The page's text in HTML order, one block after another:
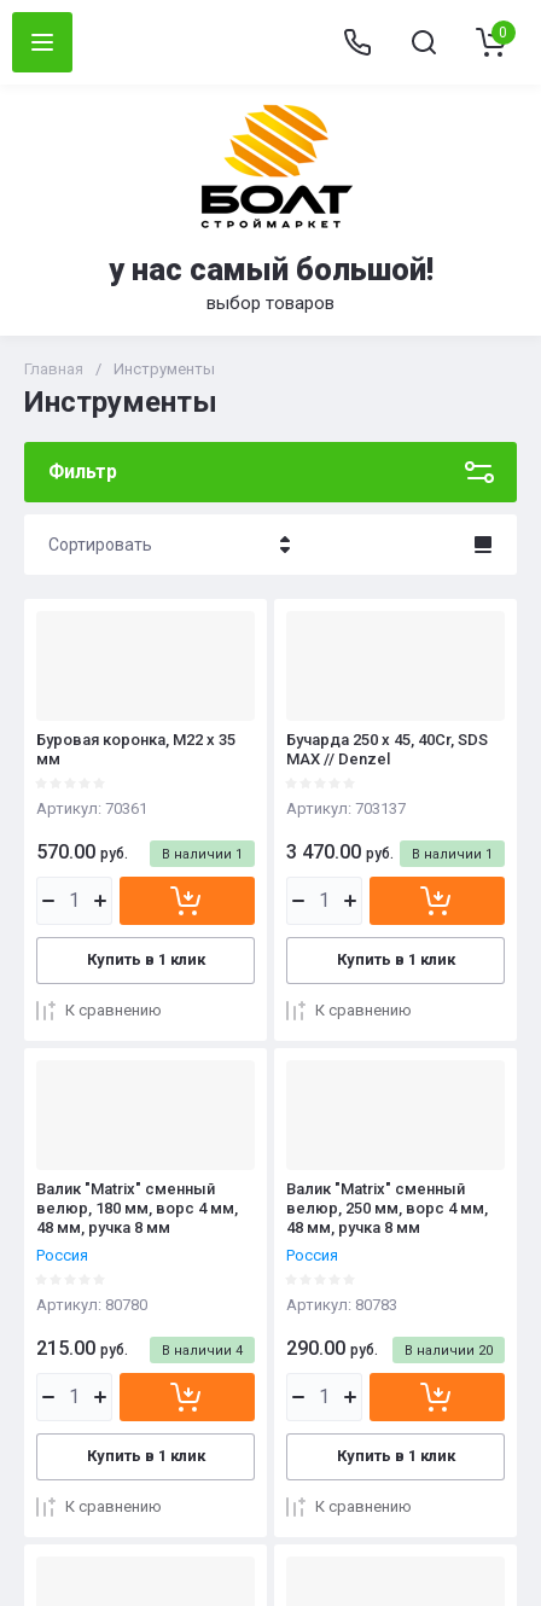
у нас самый большой!
выбор товаров
0
Главная / Инструменты
Инструменты
Фильтр
Сортировать
Название - А-Я
Буровая коронка, M22 х 35
мм
Артикул: 70361
В наличии 1
570.00 руб.
Купить в 1 клик
К сравнению
Бучарда 250 x 45, 40Cr, SDS
MAX // Denzel
Артикул: 703137
В наличии 1
3 470.00 руб.
Купить в 1 клик
К сравнению
Валик "Matrix" сменный
велюр, 180 мм, ворс 4 мм,
48 мм, ручка 8 мм
Россия
Артикул: 80780
В наличии 4
215.00 руб.
Купить в 1 клик
К сравнению
Валик "Matrix" сменный
велюр, 250 мм, ворс 4 мм,
48 мм, ручка 8 мм
Россия
Артикул: 80783
В наличии 20
290.00 руб.
Купить в 1 клик
К сравнению